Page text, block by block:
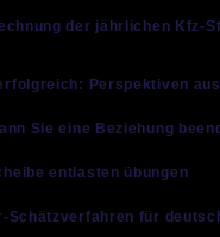
der jährlichen Kfz-
Perspektiven
Sie eine Beziehung
entlasten übungen
Schätzverfahren für